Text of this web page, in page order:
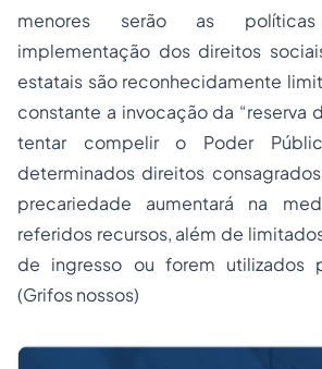
menores serão as
implementação dos direitos
estatais são reconhecidamente
constante a invocação da “reserva
tentar compelir o Poder
determinados direitos
precariedade aumentará na
referidos recursos, além de
de ingresso ou forem utilizados
(Grifos nossos)